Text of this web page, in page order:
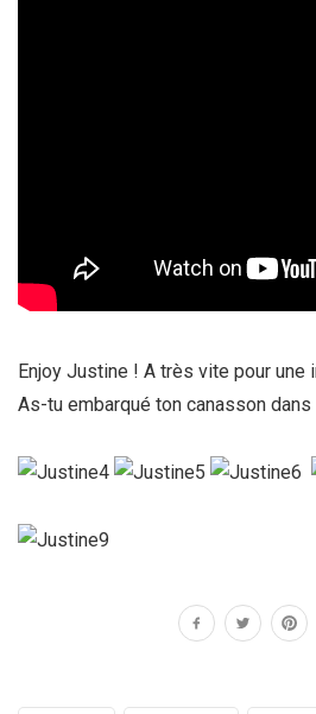
Enjoy Justine ! A très vite pour
As-tu embarqué ton canasson dans